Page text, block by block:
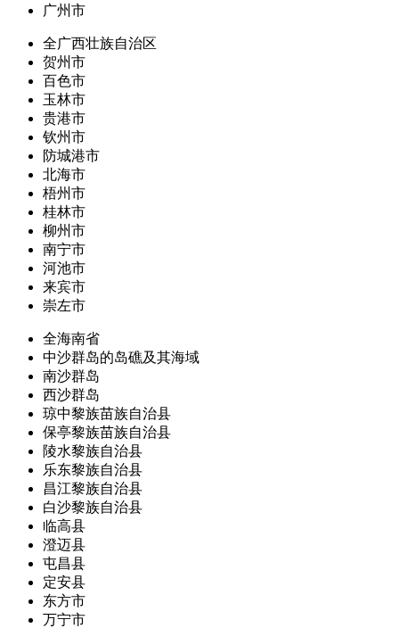
广州市
全广西壮族自治区
贺州市
百色市
玉林市
贵港市
钦州市
防城港市
北海市
梧州市
桂林市
柳州市
南宁市
河池市
来宾市
崇左市
全海南省
中沙群岛的岛礁及其海域
南沙群岛
西沙群岛
琼中黎族苗族自治县
保亭黎族苗族自治县
陵水黎族自治县
乐东黎族自治县
昌江黎族自治县
白沙黎族自治县
临高县
澄迈县
屯昌县
定安县
东方市
万宁市